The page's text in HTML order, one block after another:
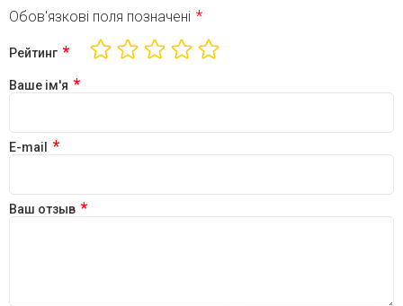
Обов'язкові поля позначені *
Рейтинг *
Ваше ім'я *
E-mail *
Ваш отзыв *